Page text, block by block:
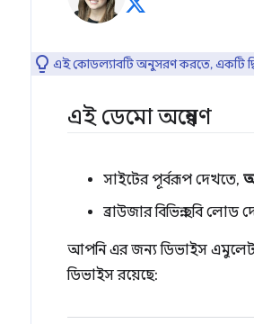
এই কোডল্যাবটি অনুসরণ করতে, একটি
এই ডেমো অন্বেষণ
সাইটের পূর্বরূপ দেখতে,
ব্রাউজার বিভিন্ন ছবি
আপনি এর জন্য ডিভাইস এমুলেটর
ডিভাইস রয়েছে: